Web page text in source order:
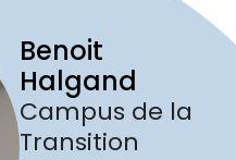
Benoit
Halgand
Campus de la
Transition